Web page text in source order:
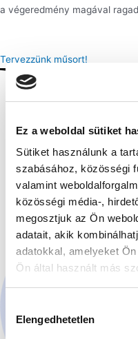
Ez a weboldal sütiket
Sütiket használunk a
szabásához, közösségi
valamint
közösségi média-,
megosztjuk az Ön
adatait, akik
adatokkal, amelyeket
Ön által használt más
kiválasztása
Elengedhetetlen
a végeredmény magával
Tervezzünk műsort!